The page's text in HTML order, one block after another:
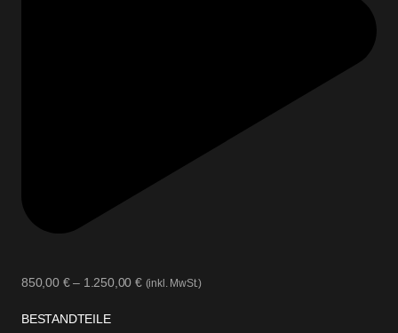
850,00 €– 1.250,00€ (inkl. MwSt.)
BESTANDTEILE